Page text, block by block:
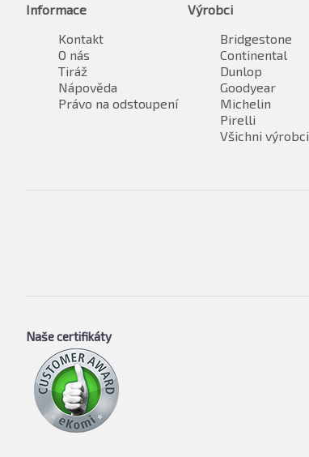
Informace
Kontakt
O nás
Tiráž
Nápověda
Právo na odstoupení
Výrobci
Bridgestone
Continental
Dunlop
Goodyear
Michelin
Pirelli
Všichni výrobci
Naše certifikáty